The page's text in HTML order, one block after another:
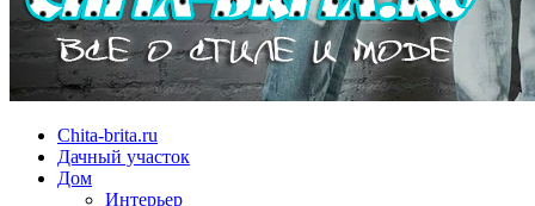
Chita-brita.ru
Дачный участок
Дом
Интерьер